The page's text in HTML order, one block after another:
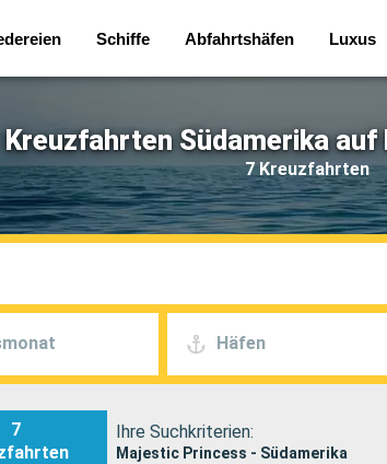
Schiffe Abfahrtshäfen Luxus
Kreuzfahrten Südamerika
7 Kreuzfahrten
Häfen
7
Ihre Suchkriterien:
Majestic Princess - Südamerika